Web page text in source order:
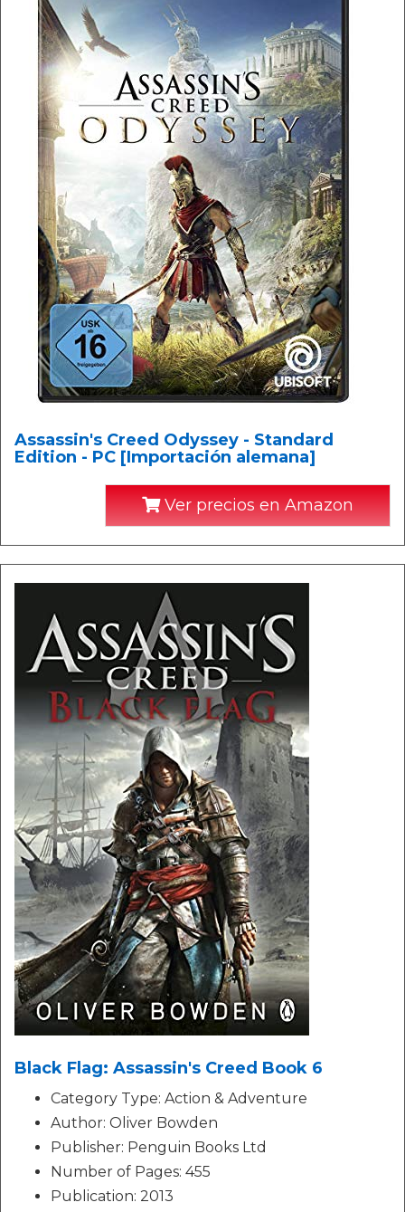
Assassin's Creed Odyssey - Standard
Edition - PC [Importación alemana]
Ver precios en Amazon
Black Flag: Assassin's Creed Book 6
Category Type: Action & Adventure
Author: Oliver Bowden
Publisher: Penguin Books Ltd
Number of Pages: 455
Publication: 2013